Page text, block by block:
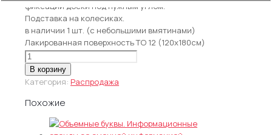
фиксации доски под нужным углом.
Подставка на колесиках.
в наличии 1 шт. (с небольшими вмятинами)
Лакированная поверхность TO 12 (120х180см)
Количество
товара
Доска
магнитно-
маркерная
«Россия»
В корзину
Категория: Распродажа
Похожие